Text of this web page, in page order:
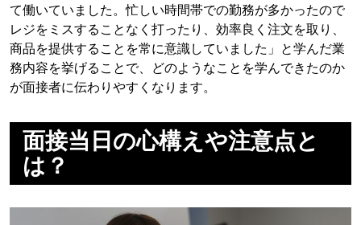
て働いていました。忙しい時間帯での勤務が多かったので
レジをミスすることなく打ったり、効率良く注文を取り、
商品を提供することを常に意識していました」と学んだ業
務内容を挙げることで、どのようなことを学んできたのか
が面接者に伝わりやすくなります。
面接当日の心構えや注意点と
は？